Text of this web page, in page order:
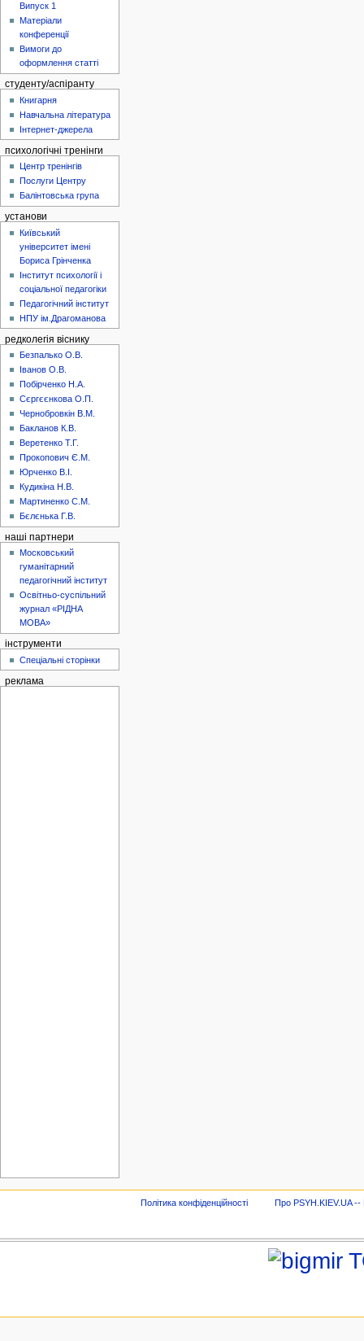
Випуск 1
Матеріали
конференції
Вимоги до
оформлення статті
студенту/аспіранту
Книгарня
Навчальна література
Інтернет-джерела
психологічні тренінги
Центр тренінгів
Послуги Центру
Балінтовська група
установи
Київський
університет імені
Бориса Грінченка
Інститут психології і
соціальної педагогіки
Педагогічний інститут
НПУ ім.Драгоманова
редколегія віснику
Безпалько О.В.
Іванов О.В.
Побірченко Н.А.
Сєргєєнкова О.П.
Чернобровкін В.М.
Бакланов К.В.
Веретенко Т.Г.
Прокопович Є.М.
Юрченко В.І.
Кудикіна Н.В.
Мартиненко С.М.
Бєлєнька Г.В.
наші партнери
Московський
гуманітарний
педагогічний інститут
Освітньо-суспільний
журнал «РІДНА
МОВА»
інструменти
Спеціальні сторінки
реклама
Політика конфіденційності Про PSYH.KIEV.UA --